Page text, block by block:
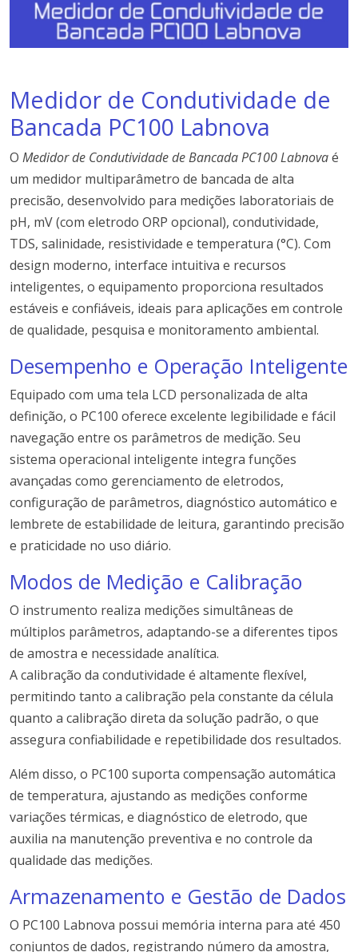
Medidor de Condutividade de
Bancada PC100 Labnova
O Medidor de Condutividade de Bancada PC100 Labnovaé
um medidor multiparâmetro de bancada de alta
precisão, desenvolvido para medições laboratoriais de
pH, mV (com eletrodo ORP opcional), condutividade,
TDS, salinidade, resistividade e temperatura (°C). Com
design moderno, interface intuitiva e recursos
inteligentes, o equipamento proporciona resultados
estáveis e confiáveis, ideais para aplicações em controle
de qualidade, pesquisa e monitoramento ambiental.
Desempenho e Operação Inteligente
Equipado com uma tela LCD personalizada de alta
definição, o PC100 oferece excelente legibilidade e fácil
navegação entre os parâmetros de medição. Seu
sistema operacional inteligente integra funções
avançadas como gerenciamento de eletrodos,
configuração de parâmetros, diagnóstico automático e
lembrete de estabilidade de leitura, garantindo precisão
e praticidade no uso diário.
Modos de Medição e Calibração
O instrumento realiza medições simultâneas de
múltiplos parâmetros, adaptando-se a diferentes tipos
de amostra e necessidade analítica.
A calibração da condutividade é altamente flexível,
permitindo tanto a calibração pela constante da célula
quanto a calibração direta da solução padrão, o que
assegura confiabilidade e repetibilidade dos resultados.
Além disso, o PC100 suporta compensação automática
de temperatura, ajustando as medições conforme
variações térmicas, e diagnóstico de eletrodo, que
auxilia na manutenção preventiva e no controle da
qualidade das medições.
Armazenamento e Gestão de Dados
O PC100 Labnova possui memória interna para até 450
conjuntos de dados, registrando número da amostra,